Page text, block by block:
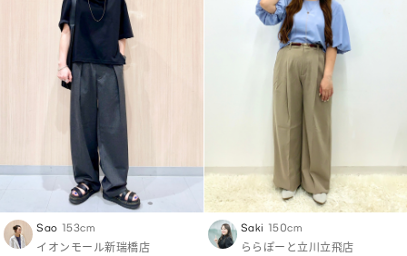
Sao 153cm
イオンモール新瑞橋店
Saki 150cm
ららぽーと立川立飛店